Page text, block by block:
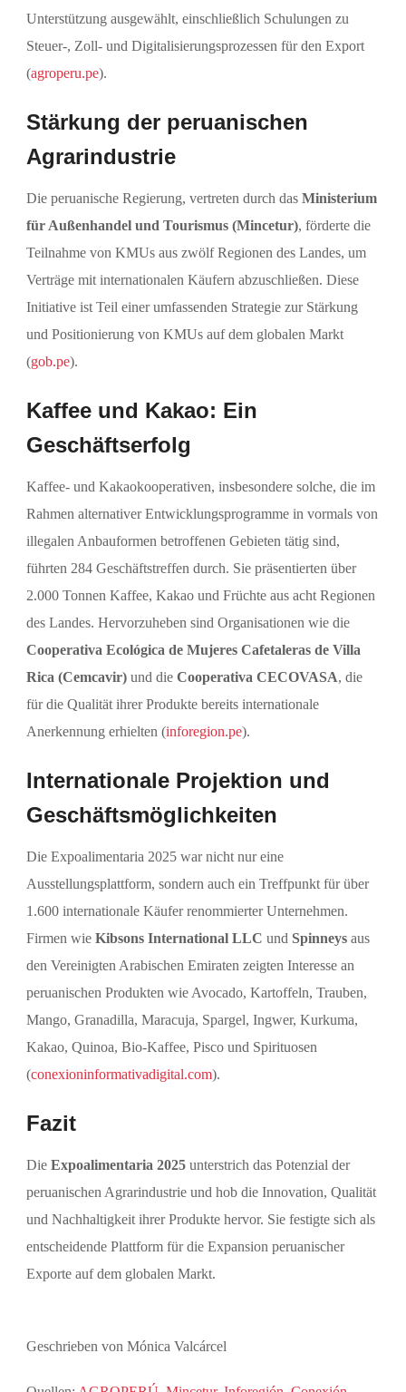
Unterstützung ausgewählt, einschließlich Schulungen zu
Steuer-, Zoll- und Digitalisierungsprozessen für den Export
(agroperu.pe).
Stärkung der peruanischen
Agrarindustrie
Die peruanische Regierung, vertreten durch dasMinisterium
für Außenhandel und Tourismus (Mincetur), förderte die
Teilnahme von KMUs aus zwölf Regionen des Landes, um
Verträge mit internationalen Käufern abzuschließen. Diese
Initiative ist Teil einer umfassenden Strategie zur Stärkung
und Positionierung von KMUs auf dem globalen Markt
(gob.pe).
Kaffee und Kakao: Ein
Geschäftserfolg
Kaffee- und Kakaokooperativen, insbesondere solche, die im
Rahmen alternativer Entwicklungsprogramme in vormals von
illegalen Anbauformen betroffenen Gebieten tätig sind,
führten 284 Geschäftstreffen durch. Sie präsentierten über
2.000 Tonnen Kaffee, Kakao und Früchte aus acht Regionen
des Landes. Hervorzuheben sind Organisationen wie die
Cooperativa Ecológica de Mujeres Cafetaleras de Villa
Rica (Cemcavir) und dieCooperativa CECOVASA, die
für die Qualität ihrer Produkte bereits internationale
Anerkennung erhielten (inforegion.pe).
Internationale Projektion und
Geschäftsmöglichkeiten
Die Expoalimentaria 2025 war nicht nur eine
Ausstellungsplattform, sondern auch ein Treffpunkt für über
1.600 internationale Käufer renommierter Unternehmen.
Firmen wieKibsons International LLC und Spinneys aus
den Vereinigten Arabischen Emiraten zeigten Interesse an
peruanischen Produkten wie Avocado, Kartoffeln, Trauben,
Mango, Granadilla, Maracuja, Spargel, Ingwer, Kurkuma,
Kakao, Quinoa, Bio-Kaffee, Pisco und Spirituosen
(conexioninformativadigital.com).
Fazit
DieExpoalimentaria 2025 unterstrich das Potenzial der
peruanischen Agrarindustrie und hob die Innovation, Qualität
und Nachhaltigkeit ihrer Produkte hervor. Sie festigte sich als
entscheidende Plattform für die Expansion peruanischer
Exporte auf dem globalen Markt.
Geschrieben von Mónica Valcárcel